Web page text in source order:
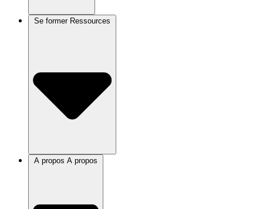
Se former
A propos